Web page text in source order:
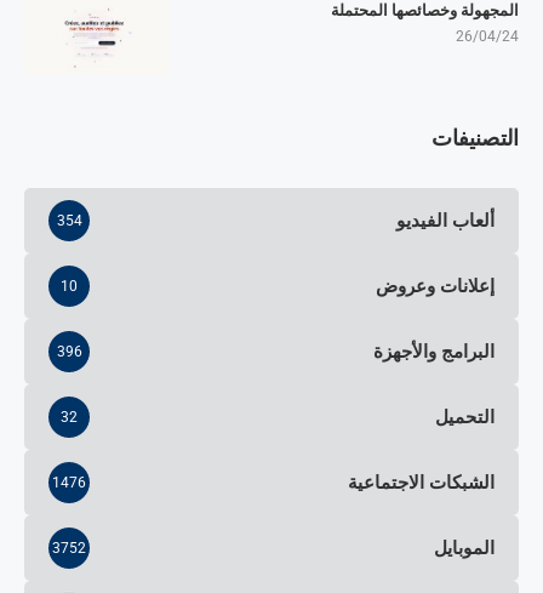
المجهولة وخصائصها المحتملة
26/04/24
التصنيفات
ألعاب الفيديو 354
إعلانات وعروض 10
البرامج والأجهزة 396
التحميل 32
الشبكات الاجتماعية 1476
الموبايل 3752